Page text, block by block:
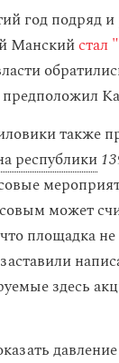
год подряд
Манскийстал
предположил
также
республики
может
площадка
здесь